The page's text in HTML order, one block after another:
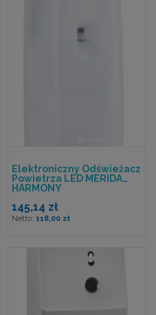
Elektroniczny Odświeżacz
Powietrza LED MERIDA
HARMONY
145,14 zł
118,00 zł